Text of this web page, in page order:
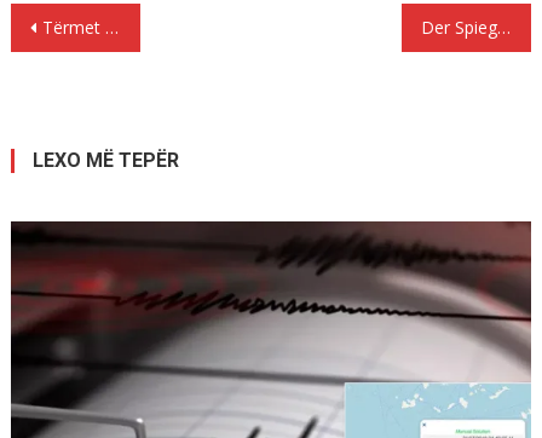
Lëvizje
Tërmet 4.5 Rihter në Adriatik Der Spiegel: Evropianë, pini ujë më shumë nga çezma
LEXO MË TEPËR